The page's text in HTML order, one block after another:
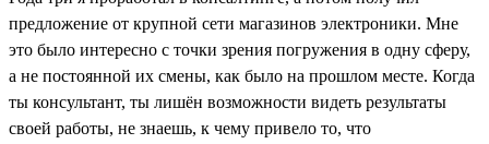
предложение от крупной сети магазинов электроники. Мне
это было интересно с точки зрения погружения в одну сферу,
а не постоянной их смены, как было на прошлом месте. Когда
ты консультант, ты лишён возможности видеть результаты
своей работы, не знаешь, к чему привело то, что